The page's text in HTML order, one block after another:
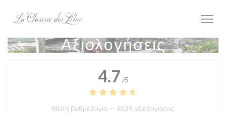
Αξιολογήσεις
4.7 /5
Μέση βαθμολογία — 6529 αξιολογήσεις